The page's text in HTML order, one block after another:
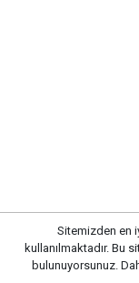
Sitemizden en
kullanılmaktadır. Bu
bulunuyorsunuz.